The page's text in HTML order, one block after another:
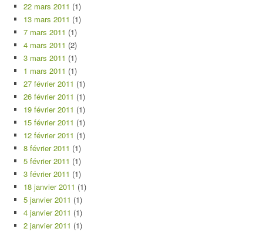
22 mars 2011 (1)
13 mars 2011 (1)
7 mars 2011 (1)
4 mars 2011 (2)
3 mars 2011 (1)
1 mars 2011 (1)
27 février 2011 (1)
26 février 2011 (1)
19 février 2011 (1)
15 février 2011 (1)
12 février 2011 (1)
8 février 2011 (1)
5 février 2011 (1)
3 février 2011 (1)
18 janvier 2011 (1)
5 janvier 2011 (1)
4 janvier 2011 (1)
2 janvier 2011 (1)